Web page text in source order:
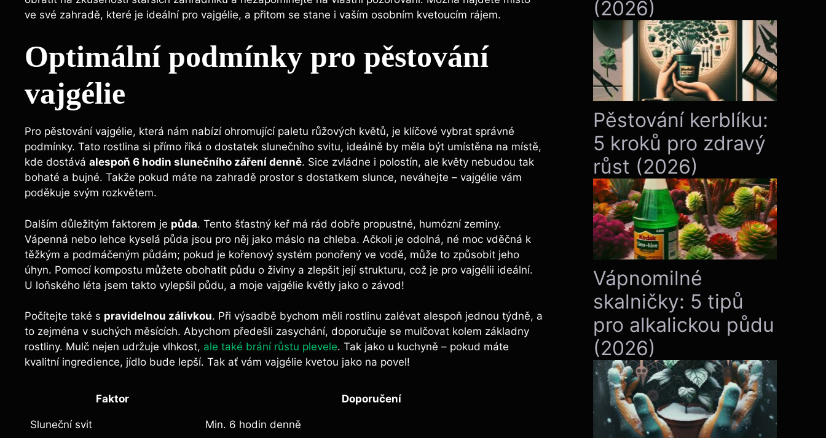
ve své zahradě, které je ideální pro vajgélie, a přitom se stane i vaším osobním kvetoucím rájem.
Optimální podmínky pro pěstování
vajgélie
Pro pěstování vajgélie, která nám nabízí ohromující paletu růžových květů, je klíčové vybrat správné
podmínky. Tato rostlina si přímo říká o dostatek slunečního svitu, ideálně by měla být umístěna na místě,
kde dostává alespoň 6 hodin slunečního záření denně. Sice zvládne i polostín, ale květy nebudou tak
bohaté a bujné. Takže pokud máte na zahradě prostor s dostatkem slunce, neváhejte – vajgélie vám
poděkuje svým rozkvětem.
Dalším důležitým faktorem je půda. Tento šťastný keř má rád dobře propustné, humózní zeminy.
Vápenná nebo lehce kyselá půda jsou pro něj jako máslo na chleba. Ačkoli je odolná, né moc vděčná k
těžkým a podmáčeným půdám; pokud je kořenový systém ponořený ve vodě, může to způsobit jeho
úhyn. Pomocí kompostu můžete obohatit půdu o živiny a zlepšit její strukturu, což je pro vajgélii ideální.
U loňského léta jsem takto vylepšil půdu, a moje vajgélie květly jako o závod!
Počítejte také s pravidelnou zálivkou. Při výsadbě bychom měli rostlinu zalévat alespoň jednou týdně, a
to zejména v suchých měsících. Abychom předešli zasychání, doporučuje se mulčovat kolem základny
rostliny. Mulč nejen udržuje vlhkost, ale také brání růstu plevele. Tak jako u kuchyně – pokud máte
kvalitní ingredience, jídlo bude lepší. Tak ať vám vajgélie kvetou jako na povel!
Faktor Doporučení
Sluneční svit Min. 6 hodin denně
(2026)
Pěstování kerblíku:
5 kroků pro zdravý
růst (2026)
Vápnomilné
skalničky: 5 tipů
pro alkalickou půdu
(2026)